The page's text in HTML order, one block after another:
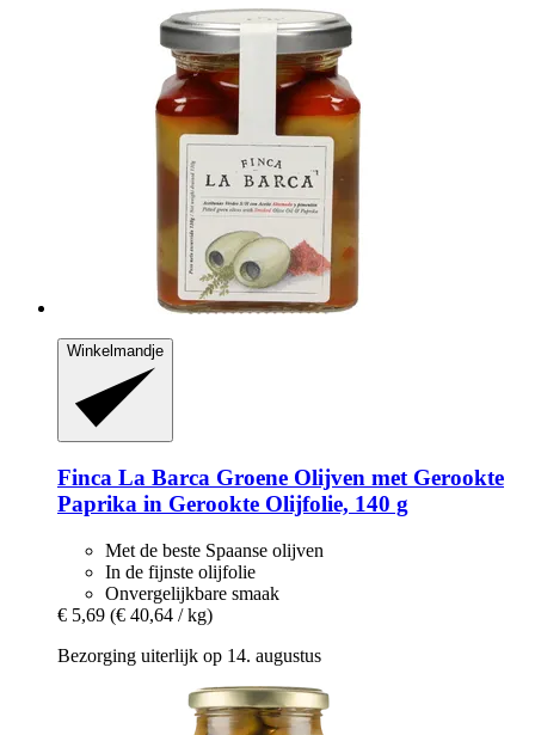
Winkelmandje
Finca La Barca Groene Olijven met Gerookte
Paprika in Gerookte Olijfolie, 140 g
Met de beste Spaanse olijven
In de fijnste olijfolie
Onvergelijkbare smaak
€ 5,69 (€ 40,64 / kg)
Bezorging uiterlijk op 14. augustus